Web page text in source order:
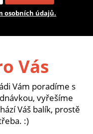
osobních údajů.
Vás
Vám poradíme s
vyřešíme
Váš balík, prostě
:)